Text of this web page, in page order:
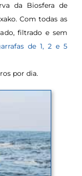
da Biosfera de
Com todas as
filtrado e sem
de 1, 2 e 5
por dia.